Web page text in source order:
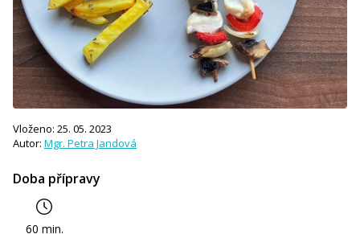
Doba přípravy
60 min.
Vloženo: 25. 05. 2023
Autor: Mgr. Petra Jandová